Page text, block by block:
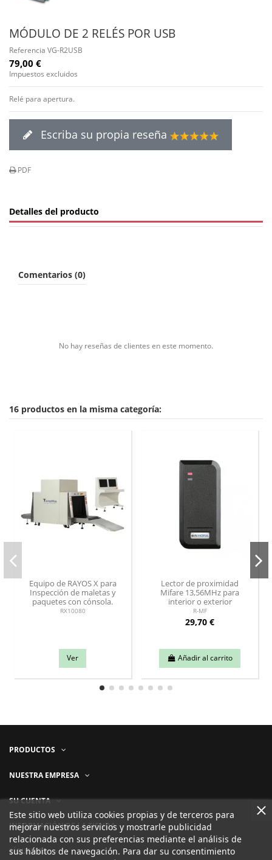
MÓDULO DE 2 RELÉS POR USB
Referencia VG-R2USB
79,00 €
Impuestos excluidos
Relé para apertura.
Escriba su propia reseña
PDF
Detalles del producto
Comentarios (0)
No hay reseñas de clientes en este momento.
16 productos en la misma categoría:
Equipo de RAYOS X para
Inspección de maletas y
paquetes con cónsola.
RX10080
Ver
Lector de proximidad
Mifare 13,56MHz para
interior o exterior
R-MF
29,70 €
Añadir al carrito
PRODUCTOS
NUESTRA EMPRESA
SU CUENTA
INFORMACIÓN DE LA TIENDA
Este sitio web utiliza cookies propias y de terceros para
mejorar nuestros servicios y mostrarle publicidad
relacionada con sus preferencias mediante el análisis de
sus hábitos de navegación. Para dar su consentimiento
SÍGUENOS